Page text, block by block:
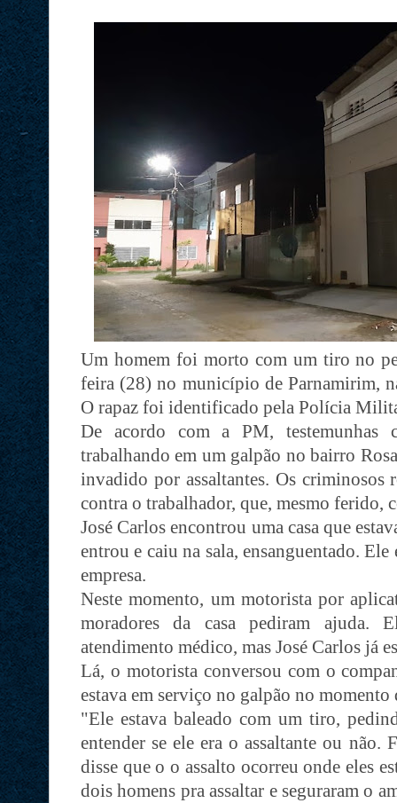
Um homem foi morto com um tiro no
feira (28) no município de Parnamirim,
O rapaz foi identificado pela Polícia
De acordo com a PM, testemunhas
trabalhando em um galpão no bairro
invadido por assaltantes. Os criminosos
contra o trabalhador, que, mesmo ferido,
José Carlos encontrou uma casa que
entrou e caiu na sala, ensanguentado.
empresa.
Neste momento, um motorista por
moradores da casa pediram ajuda.
atendimento médico, mas José Carlos já
Lá, o motorista conversou com o
estava em serviço no galpão no momento
"Ele estava baleado com um tiro,
entender se ele era o assaltante ou
disse que o o assalto ocorreu onde eles
dois homens pra assaltar e seguraram o